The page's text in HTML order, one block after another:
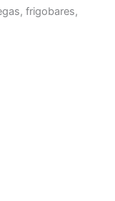
frigobares,